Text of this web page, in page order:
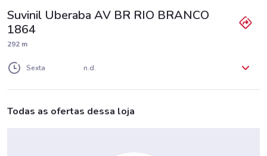
Suvinil Uberaba AV BR RIO BRANCO
1864
292 m
Sexta n.d.
Todas as ofertas dessa loja